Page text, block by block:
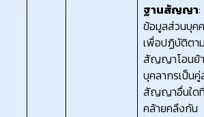
ฐานสัญญา
ข้อมูลส่วนบุค
เพื่อปฏิบัติต
สัญญาโอนย้
บุคลากรเ
สัญญาอื่นใด
คล้ายคลึงกัน